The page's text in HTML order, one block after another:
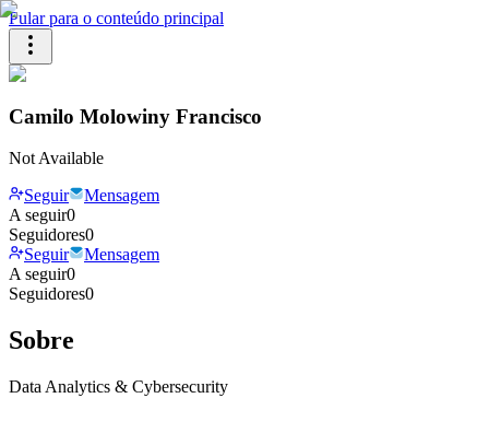
Pular para o conteúdo principal
Camilo Molowiny Francisco
Not Available
Seguir
Mensagem
A seguir0
Seguidores0
Seguir
Mensagem
A seguir0
Seguidores0
Sobre
Data Analytics & Cybersecurity